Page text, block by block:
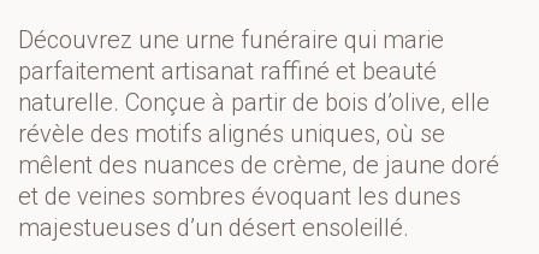
Découvrez une urne funéraire qui marie
parfaitement artisanat raffiné et beauté
naturelle. Conçue à partir de bois d’olive, elle
révèle des motifs alignés uniques, où se
mêlent des nuances de crème, de jaune doré
et de veines sombres évoquant les dunes
majestueuses d’un désert ensoleillé.